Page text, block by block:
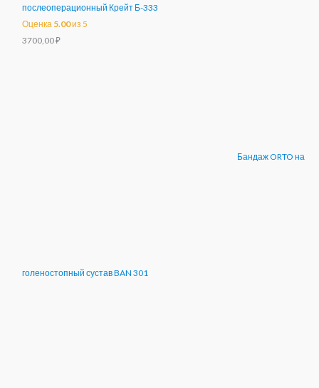
послеоперационный Крейт Б-333
Оценка 5.00из 5
3700,00₽
Бандаж ORTO на
голеностопный сустав BAN 301